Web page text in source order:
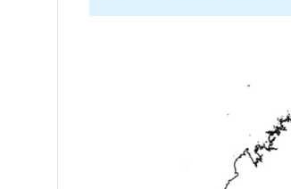
⑦クビにならないよ
オーストラリアでのワーホ
タビケン留学はサポー